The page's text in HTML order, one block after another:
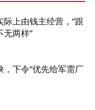
上由钱主经营，“跟
无两样”
下令“优先给军需厂